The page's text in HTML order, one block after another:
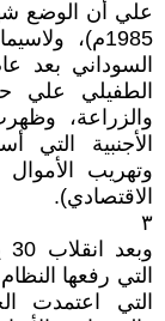
1985م)،
الطفيلي علي
والزراعة،
الأجنبية
وتهريب الأموال
الاقتصادي).
٣
التي رفعها
التي